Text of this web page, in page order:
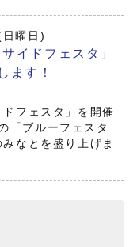
曜日)
イドフェスタ」
ます！
フェスタ」を開催
「ブルーフェスタ
なとを盛り上げま